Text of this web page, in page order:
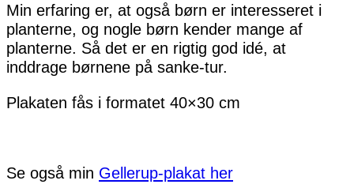
Min erfaring er, at også børn er interesseret i
planterne, og nogle børn kender mange af
planterne. Så det er en rigtig god idé, at
inddrage børnene på sanke-tur.
Plakaten fås i formatet 40×30 cm
Se også min Gellerup-plakat her